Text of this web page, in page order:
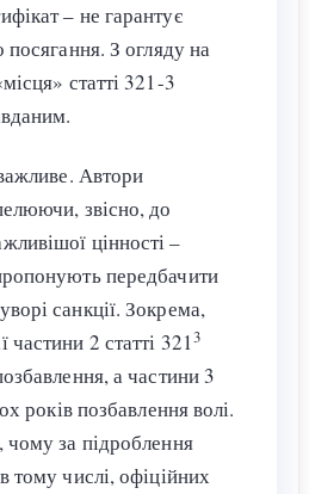
– не гарантує
посягання. З огляду на
статті 321-3
Автори
звісно, до
цінності –
передбачити
санкції. Зокрема,
2 статті 3213
а частини 3
років позбавлення волі.
чому за підроблення
тому числі, офіційних